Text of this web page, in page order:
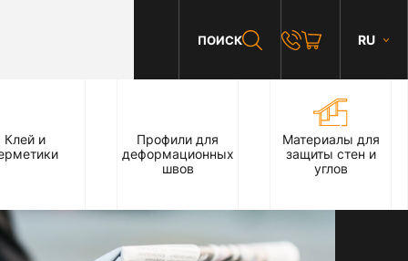
ПОИСК RU
Клей и
Профили для
деформационных
швов
Материалы для
защиты стен и
углов